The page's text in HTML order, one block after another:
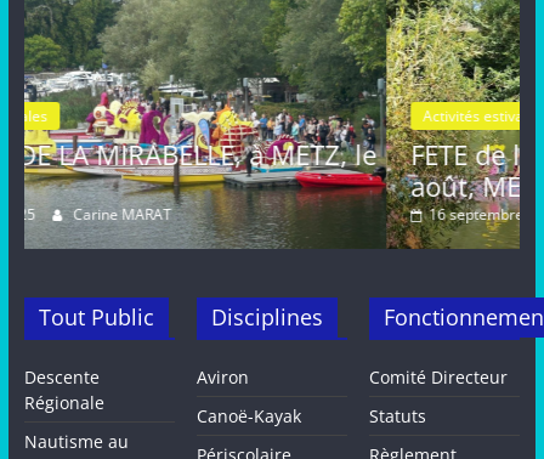
METZ, le
Activités estivales Actualités
FETE de la MIRABELLE,
août, METZ
16 septembre 2024 Carine MARAT
Tout Public
Descente
Régionale
Nautisme au
Disciplines
Aviron
Canoë-Kayak
Comité Directeur
Statuts